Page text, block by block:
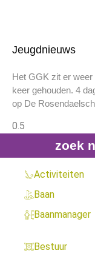
Jeugdnieuws
Het GGK zit er
keer gehouden. 4
op De
zoek
Activiteiten
Baan
Baanmanager
Bestuur